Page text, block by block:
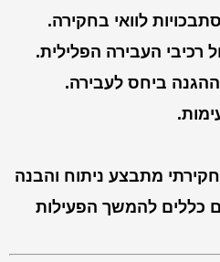
לוואי בחקירה.
העבירה הפלילית.
ביחס לעבירה.
מתבצע ניתוח והבנה
כללים להמשך הפעילות